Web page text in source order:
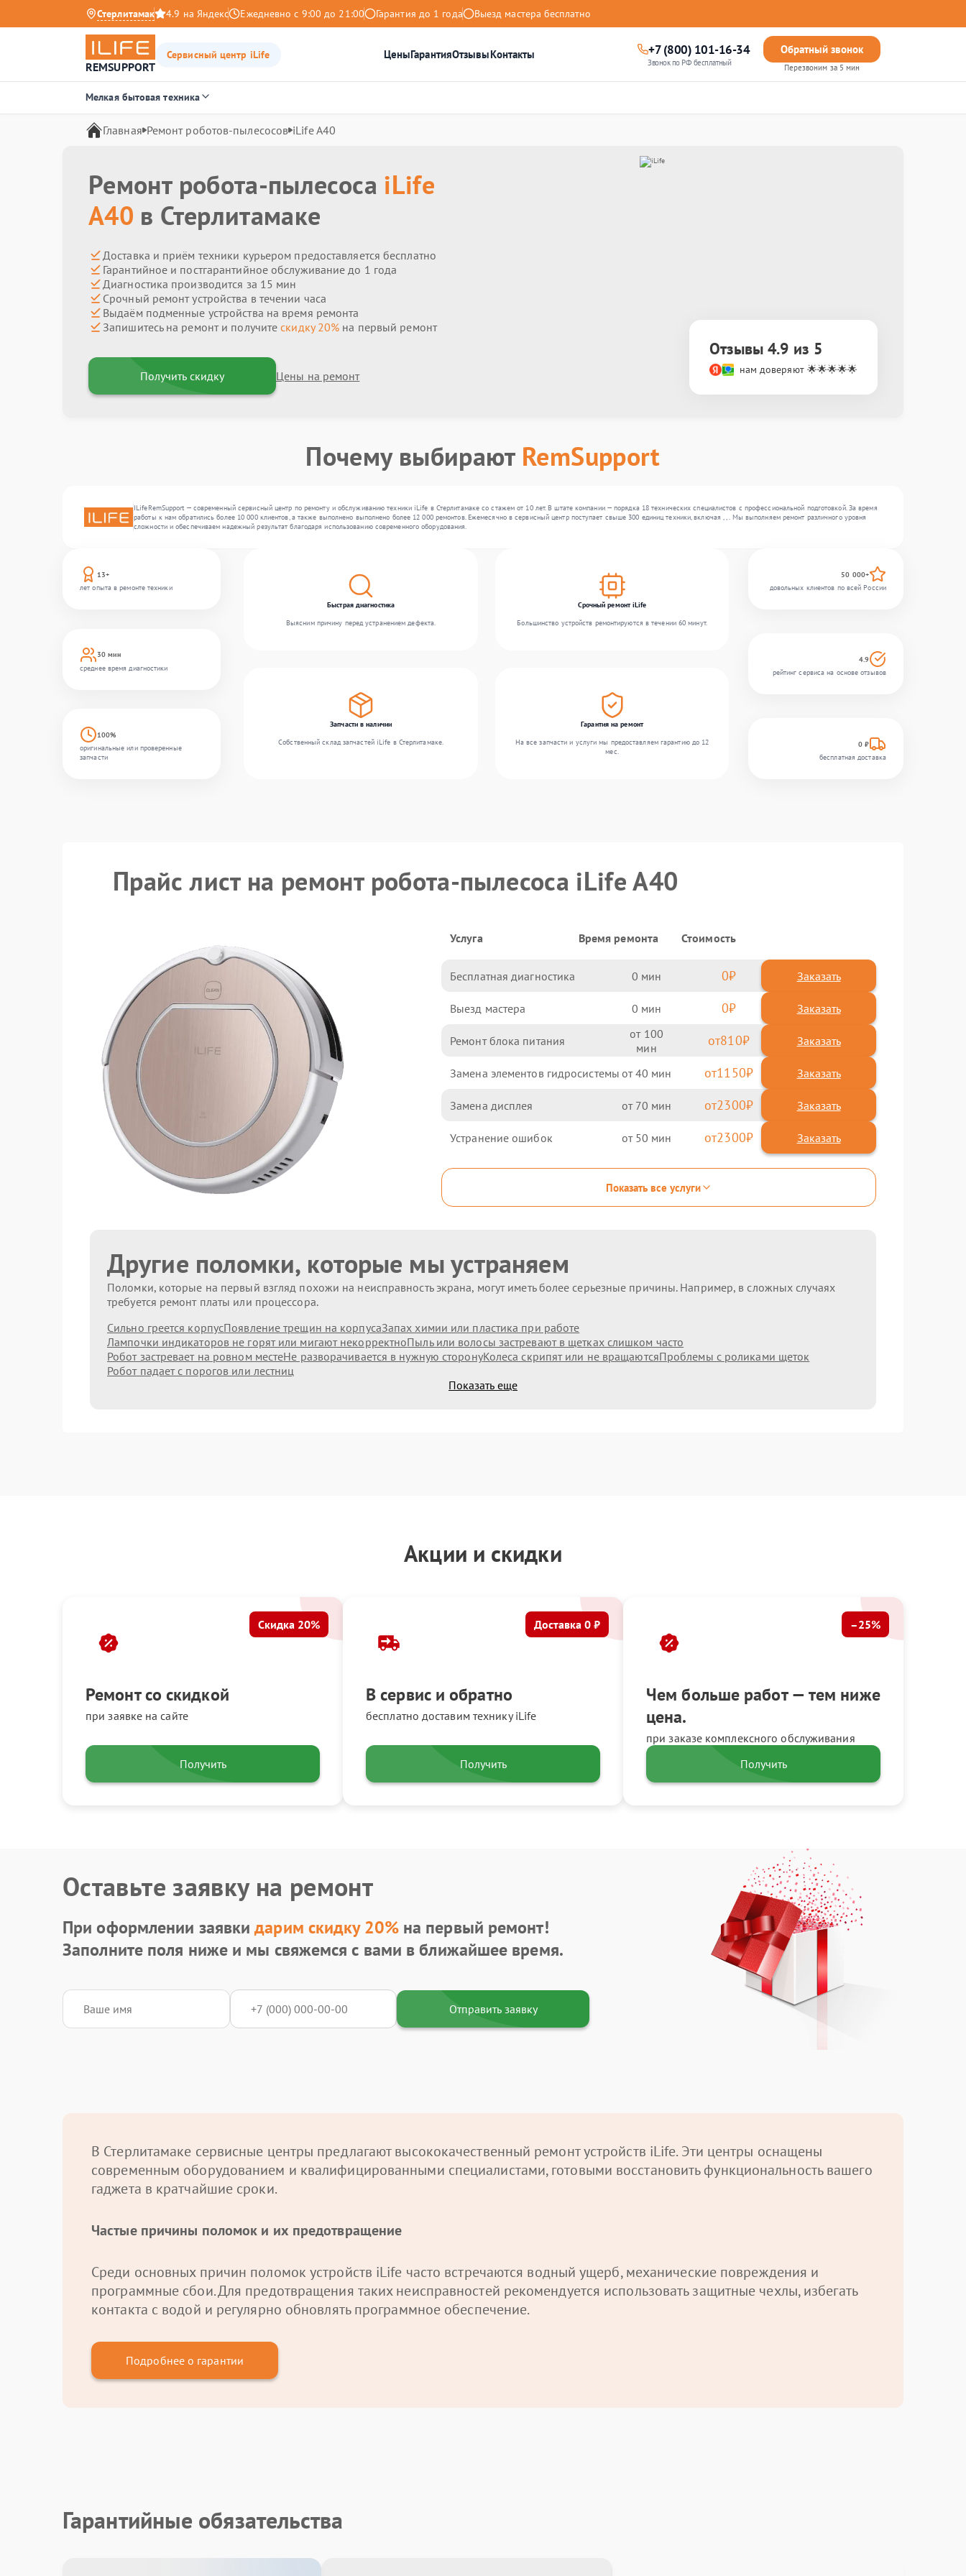
Стерлитамак 4.9 на Яндекс Ежедневно с 9:00 до 21:00 Гарантия до 1 года Выезд мастера бесплатно
REMSUPPORT
Сервисный центр iLife ЦеныГарантияОтзывыКонтакты +7 (800) 101-16-34
Звонок по РФ бесплатный
Обратный звонок
Перезвоним за 5 мин
Мелкая бытовая техника
Главная Ремонт роботов-пылесосов iLife A40
Ремонт робота-пылесоса iLife
A40 в Стерлитамаке
Доставка и приём техники курьером предоставляется бесплатно
Гарантийное и постгарантийное обслуживание до 1 года
Диагностика производится за 15 мин
Срочный ремонт устройства в течении часа
Выдаём подменные устройства на время ремонта
Запишитесь на ремонт и получитескидку 20% на первый ремонт
Получить скидку Цены на ремонт
Отзывы 4.9 из 5
нам доверяют 🌟🌟🌟🌟🌟
Почему выбирают RemSupport
ILifeRemSupport — современный сервисный центр по ремонту и обслуживанию техники iLife в Стерлитамаке со стажем от 10 лет. В штате компании — порядка 18 технических специалистов с профессиональной подготовкой. За время
работы к нам обратились более 10 000 клиентов, а также выполнено выполнено более 12 000 ремонтов. Ежемесячно в сервисный центр поступает свыше 300 единиц техники, включая , , . Мы выполняем ремонт различного уровня
сложности и обеспечиваем надежный результат благодаря использованию современного оборудования.
13+
лет опыта в ремонте техники
30 мин
среднее время диагностики
100%
оригинальные или проверенные
запчасти
Быстрая диагностика
Выясним причину перед устранением дефекта.
Срочный ремонт iLife
Большинство устройств ремонтируются в течении 60 минут.
Запчасти в наличии
Собственный склад запчастей iLife в Стерлитамаке.
Гарантия на ремонт
На все запчасти и услуги мы предоставляем гарантию до 12
мес.
50 000+
довольных клиентов по всей России
4.9
рейтинг сервиса на основе отзывов
0 ₽
бесплатная доставка
Прайс лист на ремонт робота-пылесоса iLife A40
Услуга Время ремонта Стоимость
Бесплатная диагностика 0 0 Заказать
Выезд мастера 0 0 Заказать
Ремонт блока питания 100 810
Замена элементов гидросистемы 40 1150
Замена дисплея 70 2300
Устранение ошибок 50 2300
Показать все услуги
Другие поломки, которые мы устраняем
Поломки, которые на первый взгляд похожи на неисправность экрана, могут иметь более серьезные причины. Например, в сложных случаях
требуется ремонт платы или процессора.
Сильно греется корпусПоявление трещин на корпусаЗапах химии или пластика при работе
Лампочки индикаторов не горят или мигают некорректноПыль или волосы застревают в щетках слишком часто
Робот застревает на ровном местеНе разворачивается в нужную сторонуКолеса скрипят или не вращаютсяПроблемы с роликами щеток
Робот падает с порогов или лестниц
Показать еще
Акции и скидки
Ремонт со скидкой
при заявке на сайте
Скидка 20%
Получить
В сервис и обратно
бесплатно доставим технику iLife
Доставка 0 ₽
Получить
Чем больше работ — тем ниже
цена.
при заказе комплексного обслуживания
–25%
Получить
Оставьте заявку на ремонт
При оформлении заявкидарим скидку 20%на первый ремонт!
Заполните поля ниже и мы свяжемся с вами в ближайшее время.
Отправить заявку
В Стерлитамаке сервисные центры предлагают высококачественный ремонт устройств iLife. Эти центры оснащены
современным оборудованием и квалифицированными специалистами, готовыми восстановить функциональность вашего
гаджета в кратчайшие сроки.
Частые причины поломок и их предотвращение
Среди основных причин поломок устройств iLife часто встречаются водный ущерб, механические повреждения и
программные сбои. Для предотвращения таких неисправностей рекомендуется использовать защитные чехлы, избегать
контакта с водой и регулярно обновлять программное обеспечение.
Подробнее о гарантии
Гарантийные обязательства